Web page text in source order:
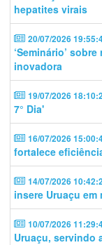
hepatites virais
20/07/2026
‘Seminário’
inovadora
19/07/2026
7° Dia'
16/07/2026
fortalece
14/07/2026
insere Uruaçu
10/07/2026
Uruaçu, servindo